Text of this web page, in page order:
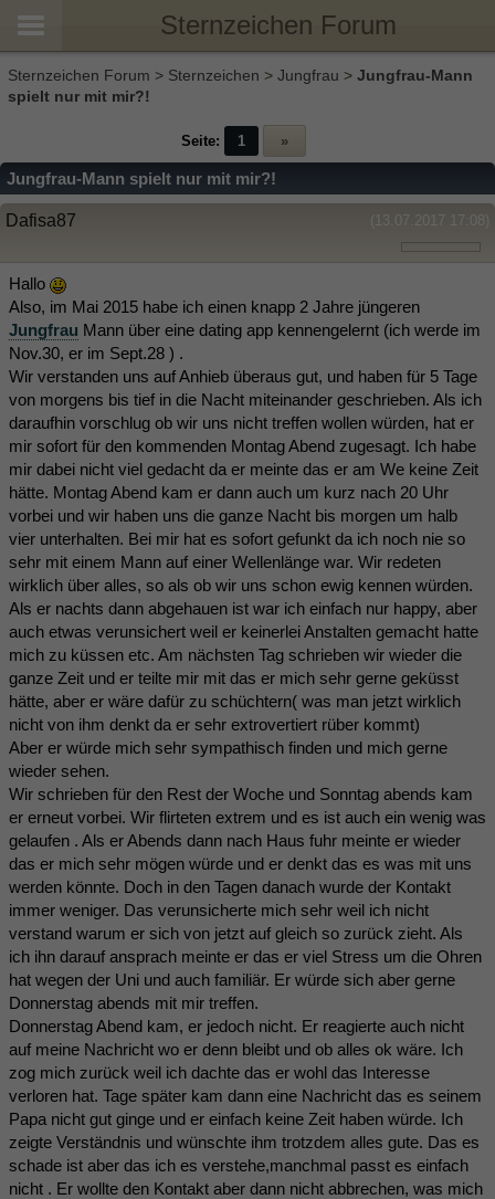
Sternzeichen Forum
Sternzeichen Forum > Sternzeichen > Jungfrau > Jungfrau-Mann
spielt nur mit mir?!
Seite: 1 »
Jungfrau-Mann spielt nur mit mir?!
(13.07.2017 17:08)
Dafisa87
Hallo
Also, im Mai 2015 habe ich einen knapp 2 Jahre jüngeren
Jungfrau Mann über eine dating app kennengelernt (ich werde im
Nov.30, er im Sept.28 ) .
Wir verstanden uns auf Anhieb überaus gut, und haben für 5 Tage
von morgens bis tief in die Nacht miteinander geschrieben. Als ich
daraufhin vorschlug ob wir uns nicht treffen wollen würden, hat er
mir sofort für den kommenden Montag Abend zugesagt. Ich habe
mir dabei nicht viel gedacht da er meinte das er am We keine Zeit
hätte. Montag Abend kam er dann auch um kurz nach 20 Uhr
vorbei und wir haben uns die ganze Nacht bis morgen um halb
vier unterhalten. Bei mir hat es sofort gefunkt da ich noch nie so
sehr mit einem Mann auf einer Wellenlänge war. Wir redeten
wirklich über alles, so als ob wir uns schon ewig kennen würden.
Als er nachts dann abgehauen ist war ich einfach nur happy, aber
auch etwas verunsichert weil er keinerlei Anstalten gemacht hatte
mich zu küssen etc. Am nächsten Tag schrieben wir wieder die
ganze Zeit und er teilte mir mit das er mich sehr gerne geküsst
hätte, aber er wäre dafür zu schüchtern( was man jetzt wirklich
nicht von ihm denkt da er sehr extrovertiert rüber kommt)
Aber er würde mich sehr sympathisch finden und mich gerne
wieder sehen.
Wir schrieben für den Rest der Woche und Sonntag abends kam
er erneut vorbei. Wir flirteten extrem und es ist auch ein wenig was
gelaufen . Als er Abends dann nach Haus fuhr meinte er wieder
das er mich sehr mögen würde und er denkt das es was mit uns
werden könnte. Doch in den Tagen danach wurde der Kontakt
immer weniger. Das verunsicherte mich sehr weil ich nicht
verstand warum er sich von jetzt auf gleich so zurück zieht. Als
ich ihn darauf ansprach meinte er das er viel Stress um die Ohren
hat wegen der Uni und auch familiär. Er würde sich aber gerne
Donnerstag abends mit mir treffen.
Donnerstag Abend kam, er jedoch nicht. Er reagierte auch nicht
auf meine Nachricht wo er denn bleibt und ob alles ok wäre. Ich
zog mich zurück weil ich dachte das er wohl das Interesse
verloren hat. Tage später kam dann eine Nachricht das es seinem
Papa nicht gut ginge und er einfach keine Zeit haben würde. Ich
zeigte Verständnis und wünschte ihm trotzdem alles gute. Das es
schade ist aber das ich es verstehe,manchmal passt es einfach
nicht . Er wollte den Kontakt aber dann nicht abbrechen, was mich